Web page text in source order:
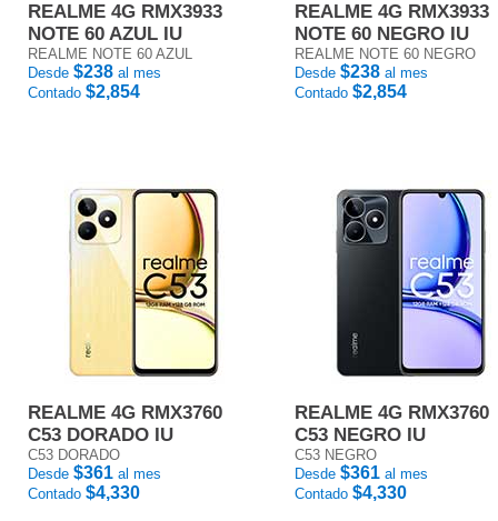
REALME 4G RMX3933
NOTE 60 AZUL IU
REALME NOTE 60 AZUL
Desde $238 al mes
Contado $2,854
REALME 4G RMX3933
NOTE 60 NEGRO IU
REALME NOTE 60 NEGRO
Desde $238 al mes
Contado $2,854
REALME 4G RMX3760
C53 DORADO IU
C53 DORADO
Desde $361 al mes
Contado $4,330
REALME 4G RMX3760
C53 NEGRO IU
C53 NEGRO
Desde $361 al mes
Contado $4,330